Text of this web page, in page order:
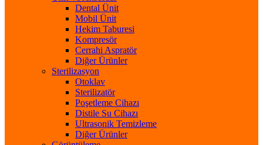
Dental Ünit
Mobil Ünit
Hekim Taburesi
Kompresör
Cerrahi Aspratör
Diğer Ürünler
Sterilizasyon
Otoklav
Sterilizatör
Poşetleme Cihazı
Distile Su Cihazı
Ultrasonik Temizleme
Diğer Ürünler